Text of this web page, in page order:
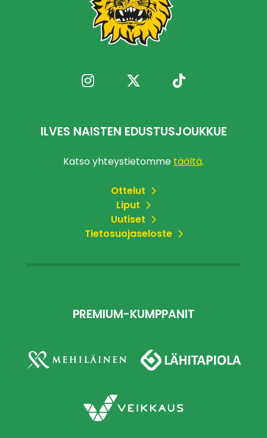
ILVES NAISTEN EDUSTUSJOUKKUE
Katso yhteystietomme täältä.
Ottelut
Liput
Uutiset
Tietosuojaseloste
PREMIUM-KUMPPANIT